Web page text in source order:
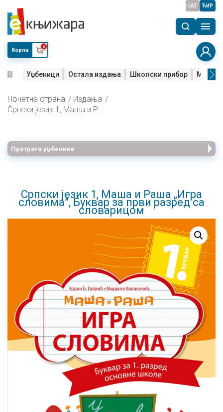
LAT ЋИР
Корпа
0
Уџбеници Остала издања Школски прибор Мала
Почетна страна
Издања
Српски језик 1, Маша и Раша „Игра словима”, Буквар за први разред са словарицом
Претрага уџбеника
Српски језик 1, Маша и Раша „Игра
словима”, Буквар за први разред са
словарицом